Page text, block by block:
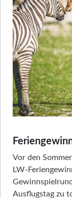
Vor den
LW-
Ausflugstag zu